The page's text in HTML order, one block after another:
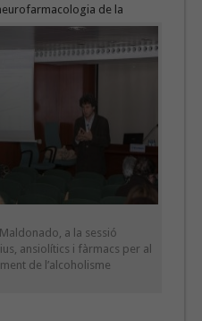
de la
a la sessió
ansiolítics i fàrmacs per al
de l’alcoholisme